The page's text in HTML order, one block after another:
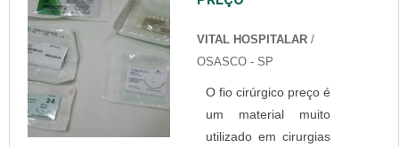
acessíveis; Entre
Odontológicas;
respeito das luvas
Existem três tipos de
luvas para
VITAL HOSPITALAR /
OSASCO - SP
O fio cirúrgico preço é
um material muito
utilizado em cirurgias